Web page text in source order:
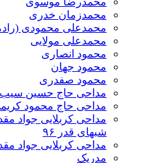
محمدزمان خدری
محمدعلی محمودی
محمدعلی مولایی
محمود انصاری
محمود جهان
محمود صفدری
مداحی حاج حسین سیب
مداحی حاج محمود
مداحی کربلایی جواد
شبهای قدر ۹۶
مداحی کربلایی جواد
مدریک